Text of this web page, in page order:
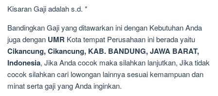
Kisaran Gaji adalah s.d. *
Bandingkan Gaji yang ditawarkan ini dengan Kebutuhan Anda
juga dengan UMR Kota tempat Perusahaan ini berada yaitu
Cikancung, Cikancung, KAB. BANDUNG, JAWA BARAT,
Indonesia, Jika Anda cocok maka silahkan lanjutkan, Jika tidak
cocok silahkan cari lowongan lainnya sesuai kemampuan dan
minat serta gaji yang Anda inginkan.